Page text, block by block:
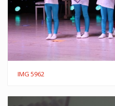
IMG 5962